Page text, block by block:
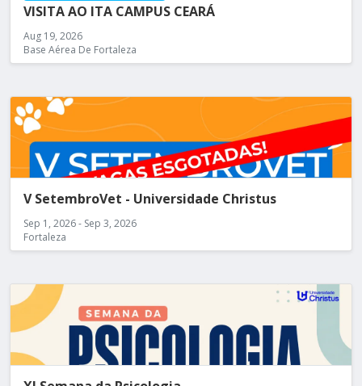
VISITA AO ITA CAMPUS CEARÁ
Aug 19, 2026
Base Aérea De Fortaleza
V SetembroVet - Universidade Christus
Sep 1, 2026 - Sep 3, 2026
Fortaleza